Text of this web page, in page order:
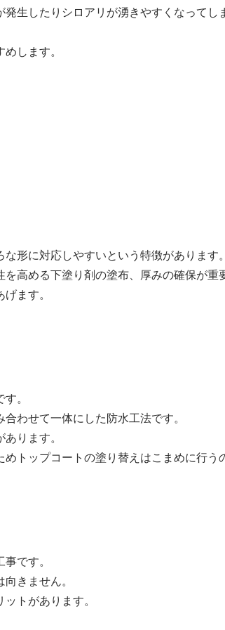
生したりシロアリが湧きやすくなってし
します。
形に対応しやすいという特徴があります。
高める下塗り剤の塗布、厚みの確保が重
ます。
。
わせて一体にした防水工法です。
ります。
トップコートの塗り替えはこまめに行う
です。
きません。
トがあります。